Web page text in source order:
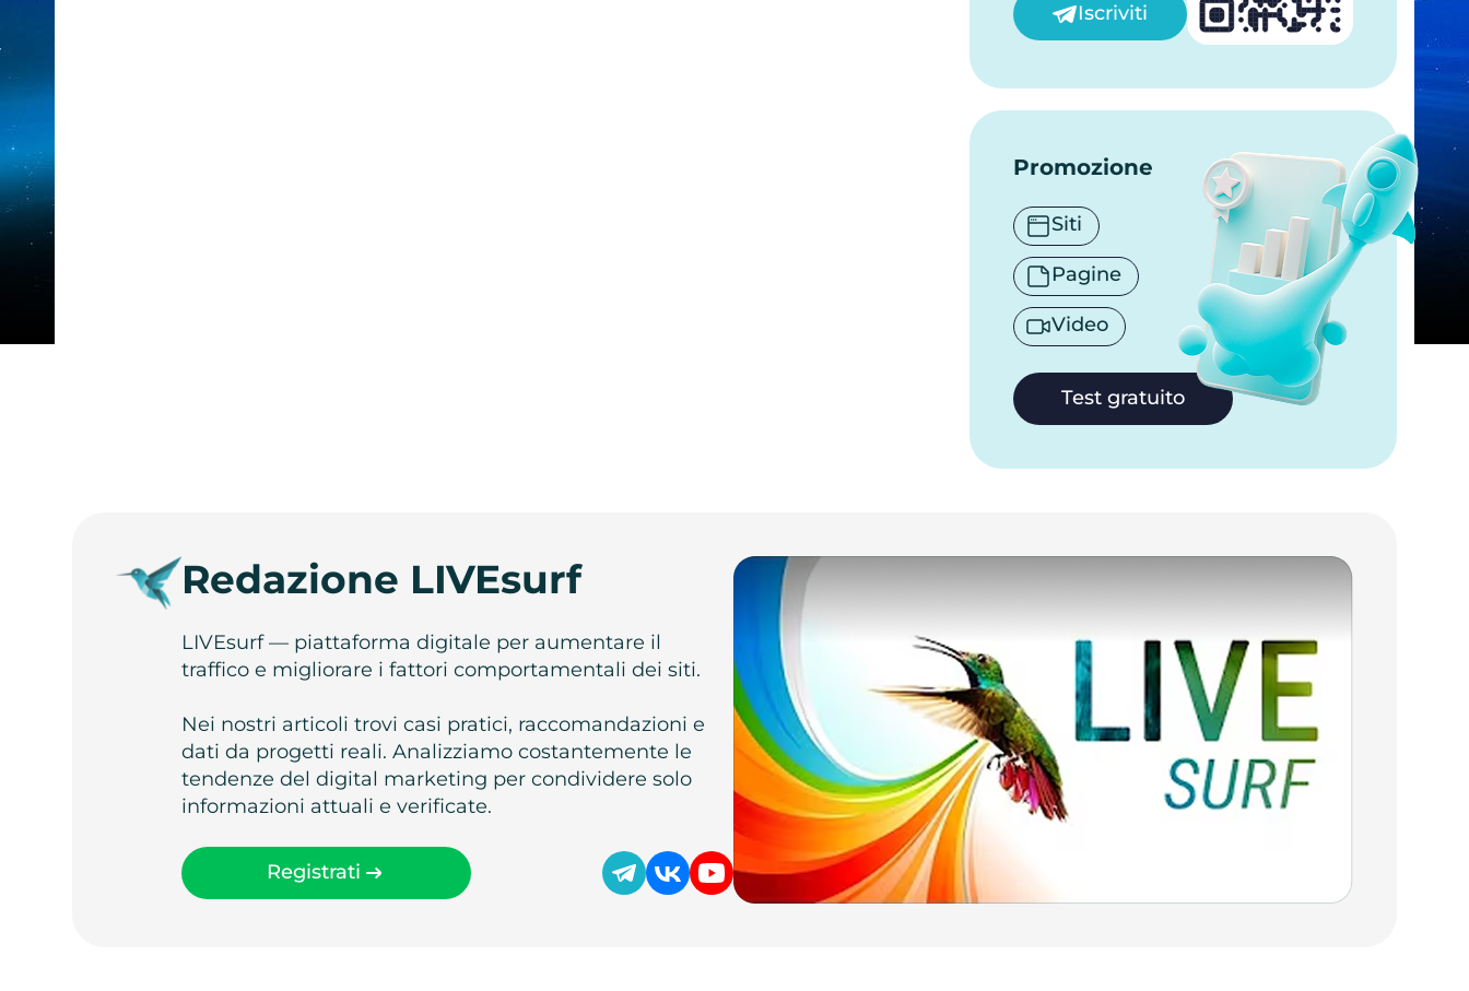
Iscriviti
Promozione
Siti
Pagine
Video
Test gratuito
Redazione LIVEsurf
LIVEsurf — piattaforma digitale per aumentare il
traffico e migliorare i fattori comportamentali dei siti.
Nei nostri articoli trovi casi pratici, raccomandazioni e
dati da progetti reali. Analizziamo costantemente le
tendenze del digital marketing per condividere solo
informazioni attuali e verificate.
Registrati